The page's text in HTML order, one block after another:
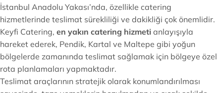
İstanbul Anadolu Yakası’nda, özellikle catering
hizmetlerinde teslimat sürekliliği ve dakikliği çok önemlidir.
Keyfi Catering, en yakın catering hizmeti anlayışıyla
hareket ederek, Pendik, Kartal ve Maltepe gibi yoğun
bölgelerde zamanında teslimat sağlamak için bölgeye özel
rota planlamaları yapmaktadır.
Teslimat araçlarının stratejik olarak konumlandırılması